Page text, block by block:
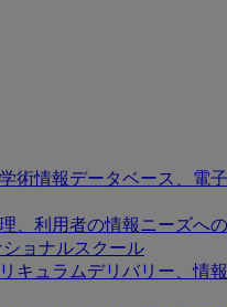
術情報データベース、電
、利用者の情報ニーズへ
ョナルスクール
キュラムデリバリー、情